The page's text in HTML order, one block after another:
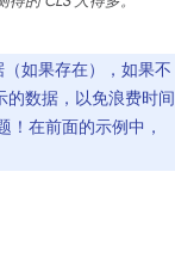
（如果存在），如果不
的数据，以免浪费时间
！在前面的示例中，